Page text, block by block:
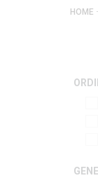
HOME